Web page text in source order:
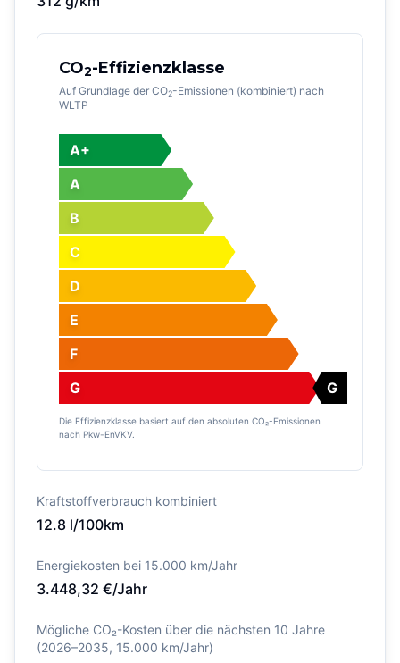
CO2-Effizienzklasse
Auf Grundlage der CO2-Emissionen (kombiniert) nach
WLTP
A+
A
B
C
D
E
F
G
G
Die Effizienzklasse basiert auf den absoluten CO₂-Emissionen
nach Pkw-EnVKV.
Kraftstoffverbrauch kombiniert
12.8 l/100km
Energiekosten bei 15.000 km/Jahr
3.448,32 €/Jahr
Mögliche CO₂-Kosten über die nächsten 10 Jahre
(2026–2035, 15.000 km/Jahr)